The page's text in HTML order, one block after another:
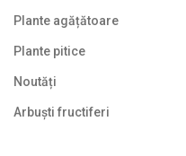
Tamarix
Plante agățătoare
Plante pitice
Noutăți
Arbuști fructiferi